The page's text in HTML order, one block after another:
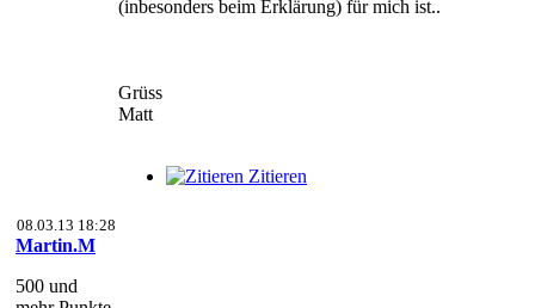
(inbesonders beim Erklärung) für mich ist..
Grüss
Matt
Zitieren
08.03.13 18:28
Martin.M
500 und